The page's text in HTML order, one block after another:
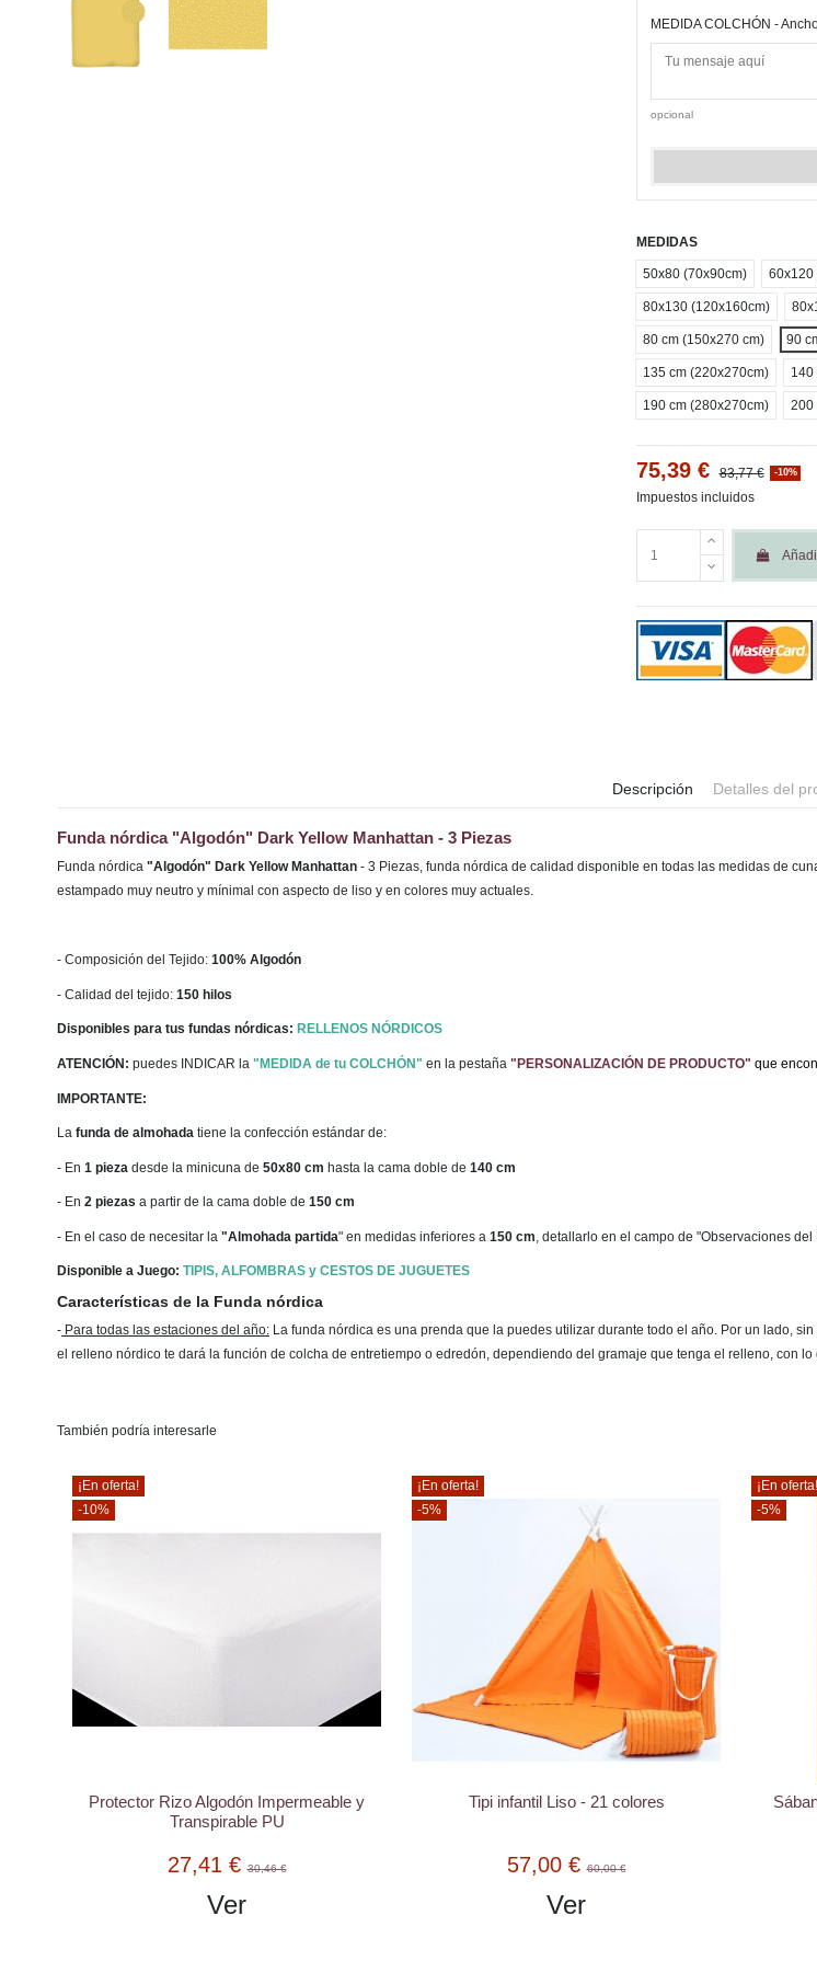
MEDIDA COLCHÓN -
opcional
MEDIDAS
50x80 (70x90cm) 60x120
80x130 (120x160cm)
80 cm (150x270 cm) 90
135 cm (220x270cm) 140
190 cm (280x270cm) 200
75,39 € 83,77 € -10%
Impuestos incluidos
Descripción Detalles del
Funda nórdica "Algodón" Dark Yellow Manhattan - 3 Piezas
Funda nórdica "Algodón" Dark Yellow Manhattan - 3 Piezas, funda nórdica de calidad disponible en todas las medidas de
estampado muy neutro y mínimal con aspecto de liso y en colores muy actuales.
- Composición del Tejido: 100% Algodón
- Calidad del tejido: 150 hilos
Disponibles para tus fundas nórdicas: RELLENOS NÓRDICOS
ATENCIÓN: puedes INDICAR la "MEDIDA de tu COLCHÓN" en la pestaña "PERSONALIZACIÓN DE PRODUCTO" que
IMPORTANTE:
La funda de almohada tiene la confección estándar de:
- En 1 pieza desde la minicuna de 50x80 cm hasta la cama doble de 140 cm
- En 2 piezas a partir de la cama doble de 150 cm
- En el caso de necesitar la "Almohada partida" en medidas inferiores a 150 cm, detallarlo en el campo de "Observaciones
Disponible a Juego: TIPIS, ALFOMBRAS y CESTOS DE JUGUETES
Características de la Funda nórdica
- Para todas las estaciones del año: La funda nórdica es una prenda que la puedes utilizar durante todo el año. Por un lado,
el relleno nórdico te dará la función de colcha de entretiempo o edredón, dependiendo del gramaje que tenga el relleno, con
También podría interesarle
¡En oferta!
-10%
Protector Rizo Algodón Impermeable y
Transpirable PU
27,41 €30,46 €
Ver
¡En oferta!
-5%
Tipi infantil Liso - 21 colores
57,00 €60,00 €
Ver
¡En oferta!
-5%